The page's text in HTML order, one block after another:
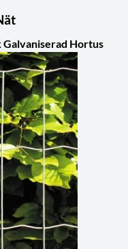
Galvaniserad Hortus